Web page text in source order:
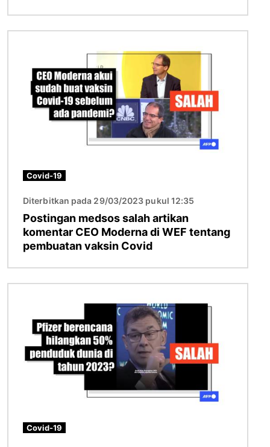
Covid-19
Diterbitkan pada 29/03/2023 pukul 12:35
Postingan medsos salah artikan
komentar CEO Moderna di WEF tentang
pembuatan vaksin Covid
Covid-19